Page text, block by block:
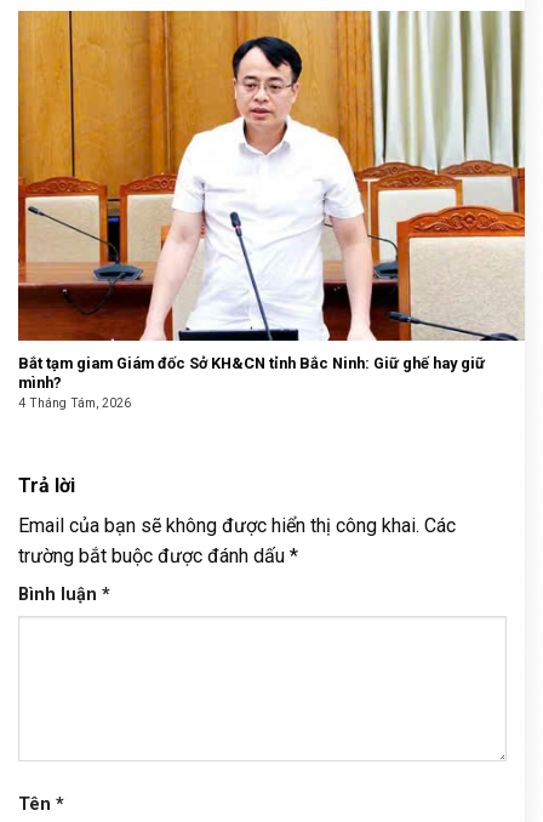
Bắt tạm giam Giám đốc Sở KH&CN tỉnh Bắc Ninh: Giữ ghế hay giữ
mình?
4 Tháng Tám, 2026
Trả lời
Email của bạn sẽ không được hiển thị công khai. Các
trường bắt buộc được đánh dấu *
Bình luận *
Tên *